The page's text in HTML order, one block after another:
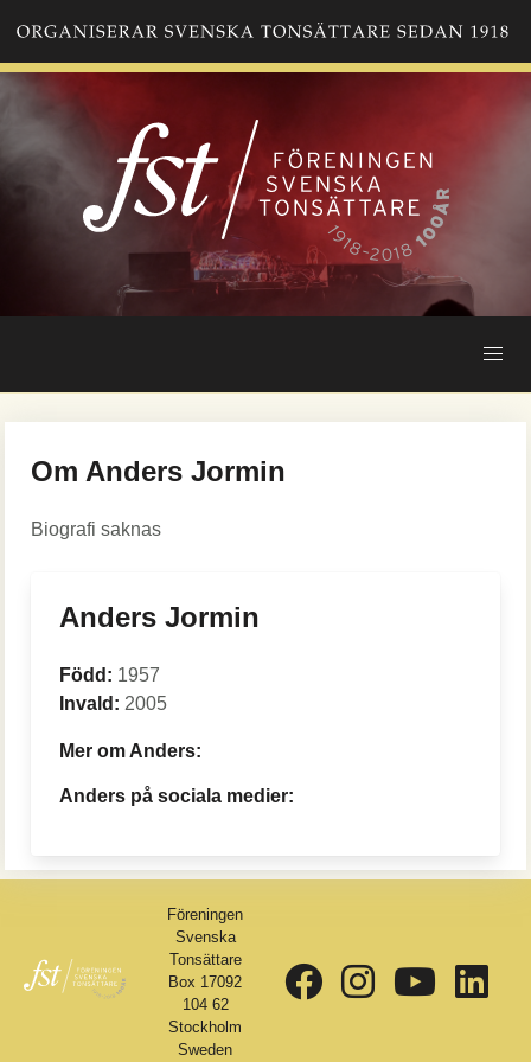
till
huvudinnehåll
Om Anders Jormin
Biografi saknas
Anders Jormin
Född: 1957
Invald: 2005
Mer om Anders:
Anders på sociala medier:
Föreningen
Svenska
Tonsättare
Box 17092
104 62
Stockholm
Sweden